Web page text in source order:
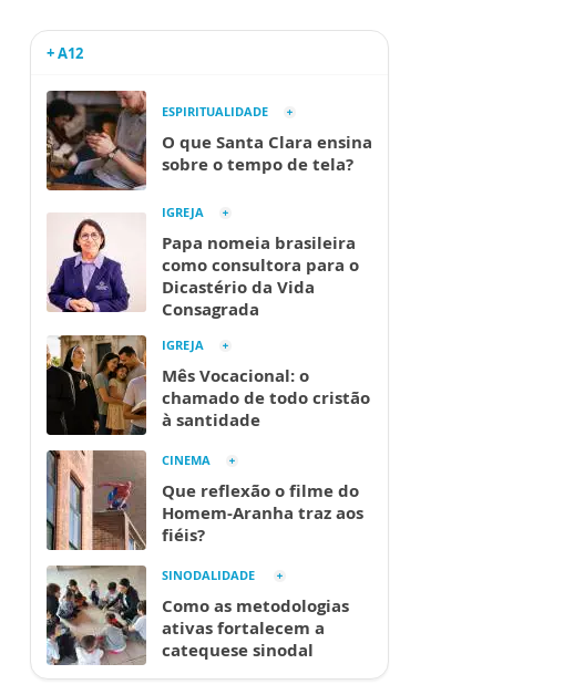
+ A12
ESPIRITUALIDADE
O que Santa Clara ensina
sobre o tempo de tela?
IGREJA
Papa nomeia brasileira
como consultora para o
Dicastério da Vida
Consagrada
IGREJA
Mês Vocacional: o
chamado de todo cristão
à santidade
CINEMA
Que reflexão o filme do
Homem-Aranha traz aos
fiéis?
SINODALIDADE
Como as metodologias
ativas fortalecem a
catequese sinodal